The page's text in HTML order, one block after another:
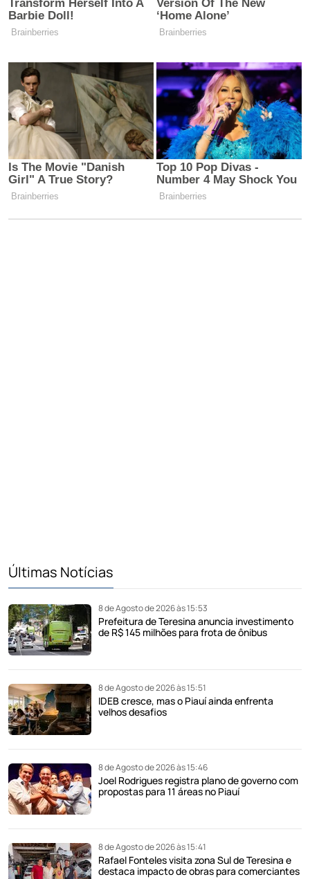
Últimas Notícias
8 de Agosto de 2026 às 15:53
Prefeitura de Teresina anuncia investimento
de R$ 145 milhões para frota de ônibus
8 de Agosto de 2026 às 15:51
IDEB cresce, mas o Piauí ainda enfrenta
velhos desafios
8 de Agosto de 2026 às 15:46
Joel Rodrigues registra plano de governo com
propostas para 11 áreas no Piauí
8 de Agosto de 2026 às 15:41
Rafael Fonteles visita zona Sul de Teresina e
destaca impacto de obras para comerciantes